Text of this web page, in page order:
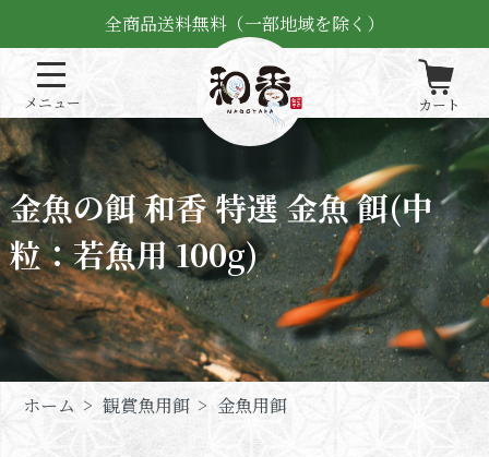
全商品送料無料（一部地域を除く）
金魚の餌 和香 特選 金魚 餌(中
粒：若魚用 100g)
ホーム > 観賞魚用餌 > 金魚用餌